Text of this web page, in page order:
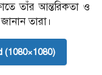
তাঁর আন্তরিকতা ও
তারা।
(1080×1080)